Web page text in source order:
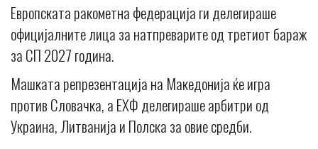
Европската ракометна федерација ги делегираше
официјалните лица за натпреварите од третиот бараж
за СП 2027 година.
Машката репрезентација на Македонија ќе игра
против Словачка, а ЕХФ делегираше арбитри од
Украина, Литванија и Полска за овие средби.